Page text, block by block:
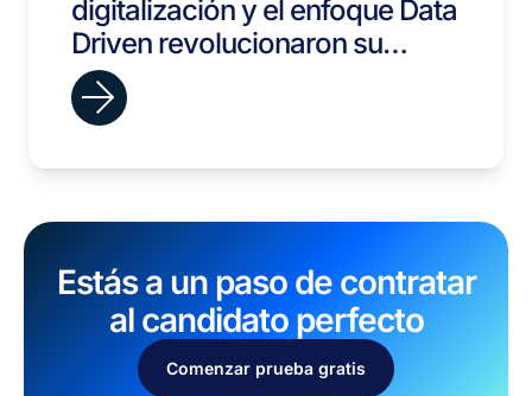
digitalización y el enfoque Data
Driven revolucionaron su
proceso de selección
Estás a un paso de contratar
al candidato perfecto
Comenzar prueba gratis